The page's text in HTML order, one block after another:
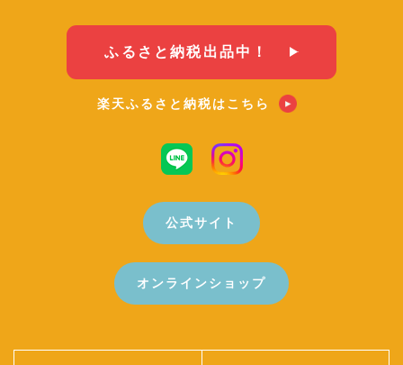
ふるさと納税出品中！
楽天ふるさと納税はこちら
公式サイト
オンラインショップ